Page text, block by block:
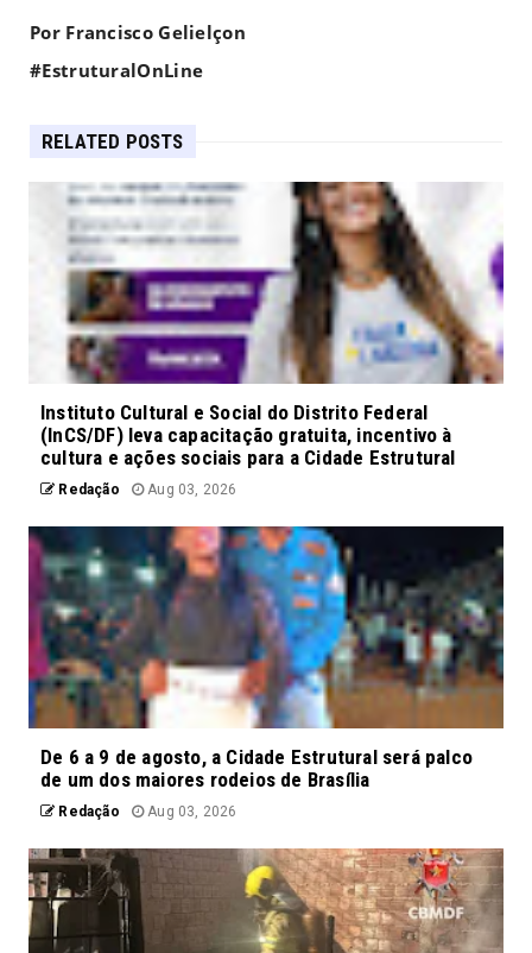
Por Francisco Gelielçon
#EstruturalOnLine
RELATED POSTS
Instituto Cultural e Social do Distrito Federal
(InCS/DF) leva capacitação gratuita, incentivo à
cultura e ações sociais para a Cidade Estrutural
Redação Aug 03, 2026
De 6 a 9 de agosto, a Cidade Estrutural será palco
de um dos maiores rodeios de Brasília
Redação Aug 03, 2026